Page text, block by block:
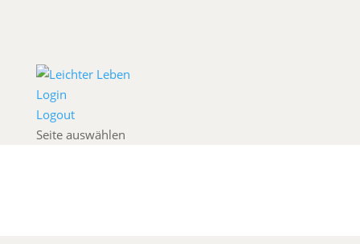
Login
Logout
Seite auswählen